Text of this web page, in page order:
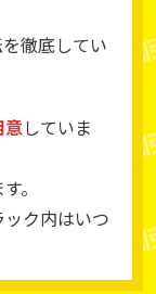
徹底してい
意していま
。
ク内はいつ